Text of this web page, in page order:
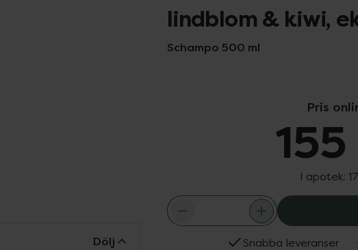
lindblom & kiwi,
Schampo 500 ml
Pris
I apotek:
Snabba leveranser
Dölj